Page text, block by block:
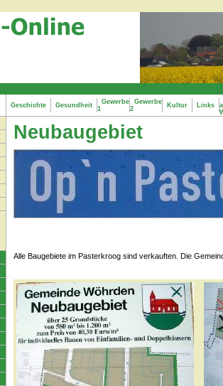
Geschichte Gesundheit
Gewerbe
1
Gewerbe
2
Kultur Links
Neubaugebiet
Alle Baugebiete im Pasterkroog sind verkauften. Die